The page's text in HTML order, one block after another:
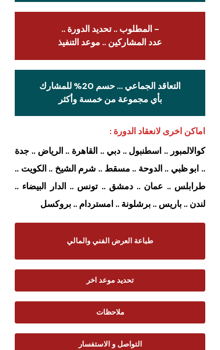
- المطلوب .. تحديد الدورة ..
عدد المشاركين .. موعد التنفيذ
التعاقد الجماعي … حسم 20% للمشارك
بأي مجموعة من خمسة وأكثر
اماكن اخرى لانعقاد الدورة :
كوالالمبور .. اسطنبول .. دبي .. القاهرة .. الرياض .. جدة
.. ابو ظبي .. الدوحة .. مسقط .. شرم الشيخ .. الكويت ..
طرابلس .. عمان .. دمشق .. تونس .. الدار البيضاء ..
لندن .. باريس .. برشلونة .. امستردام .. بروكسل
طباعة العرض الفني والمالي
تحديد موعد اخر
ملاحظات
التواصل و الاستفسار